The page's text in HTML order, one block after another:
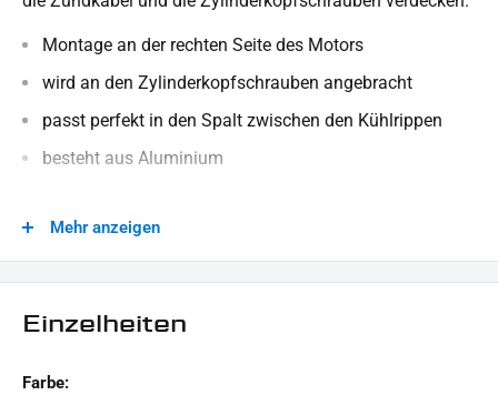
Montage an der rechten Seite des Motors
wird an den Zylinderkopfschrauben angebracht
passt perfekt in den Spalt zwischen den Kühlrippen
besteht aus Aluminium
1x Paar Zylinderkopf Cover
1x Befestigungsmaterial
Dieses Angebot kann Beispielbilder enthalten, deren Inhalt über den Lieferumfang hinaus geht.
Mehr anzeigen
Einzelheiten
Farbe: